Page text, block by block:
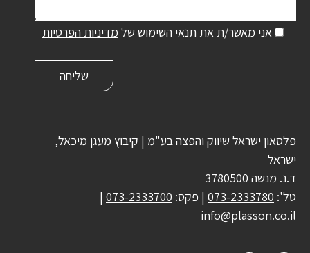
אני מאשר/ת את תנאי השימוש של מדיניות הפרטיות
פלסאון ישראל שיווק והפצה בע"מ | קיבוץ מעגן מיכאל,
ישראל
ד.נ. מנשה 3780500
טל': 073-2333780 | פקס: 073-2333700
|
info@plasson.co.il